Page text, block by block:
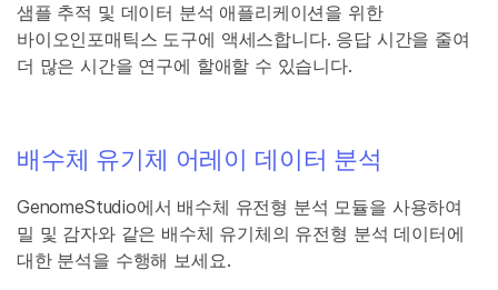
샘플 추적 및 데이터 분석 애플리케이션을 위한
바이오인포매틱스 도구에 액세스합니다. 응답 시간을 줄여
더 많은 시간을 연구에 할애할 수 있습니다.
배수체 유기체 어레이 데이터 분석
GenomeStudio에서 배수체 유전형 분석 모듈을 사용하여
밀 및 감자와 같은 배수체 유기체의 유전형 분석 데이터에
대한 분석을 수행해 보세요.